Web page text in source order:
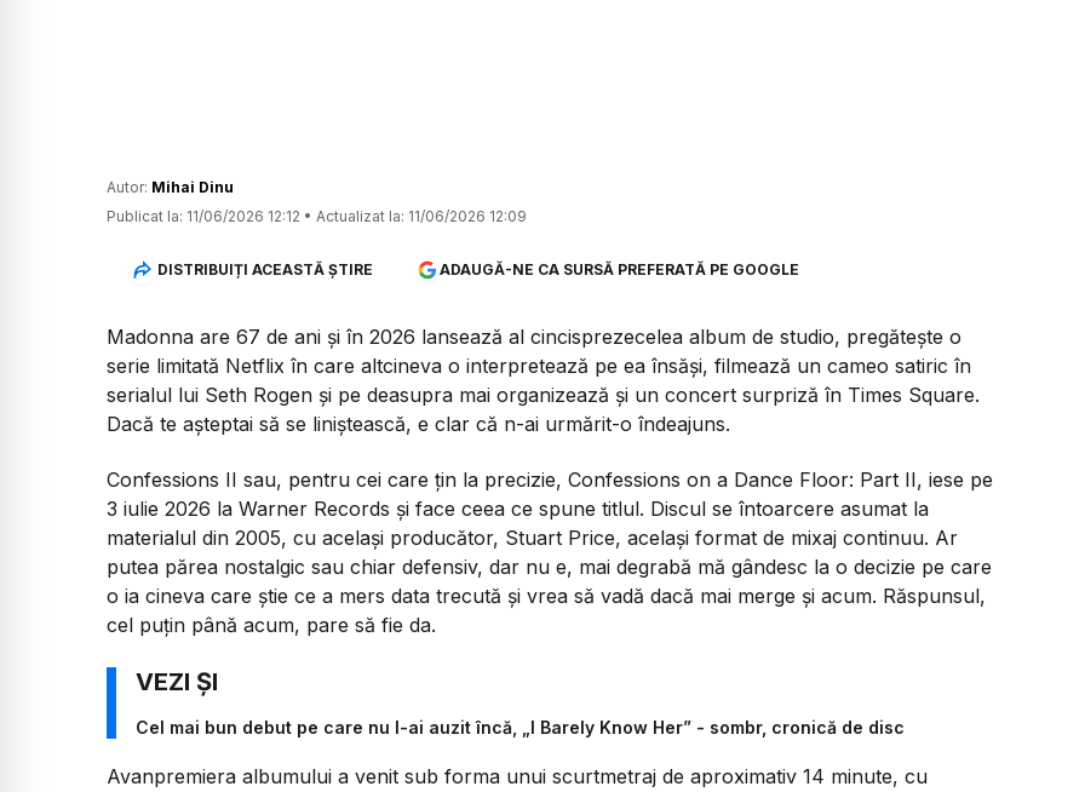
Autor: Mihai Dinu
Publicat la: 11/06/2026 12:12 • Actualizat la: 11/06/2026 12:09
DISTRIBUIȚI ACEASTĂ ȘTIRE ADAUGĂ-NE CA SURSĂ PREFERATĂ PE GOOGLE
Madonna are 67 de ani și în 2026 lansează al cincisprezecelea album de studio, pregătește o
serie limitată Netflix în care altcineva o interpretează pe ea însăși, filmează un cameo satiric în
serialul lui Seth Rogen și pe deasupra mai organizează și un concert surpriză în Times Square.
Dacă te așteptai să se liniștească, e clar că n-ai urmărit-o îndeajuns.
Confessions II sau, pentru cei care țin la precizie, Confessions on a Dance Floor: Part II, iese pe
3 iulie 2026 la Warner Records și face ceea ce spune titlul. Discul se întoarcere asumat la
materialul din 2005, cu același producător, Stuart Price, același format de mixaj continuu. Ar
putea părea nostalgic sau chiar defensiv, dar nu e, mai degrabă mă gândesc la o decizie pe care
o ia cineva care știe ce a mers data trecută și vrea să vadă dacă mai merge și acum. Răspunsul,
cel puțin până acum, pare să fie da.
Cel mai bun debut pe care nu l-ai auzit încă, „I Barely Know Her” - sombr, cronică de disc
Avanpremiera albumului a venit sub forma unui scurtmetraj de aproximativ 14 minute, cu